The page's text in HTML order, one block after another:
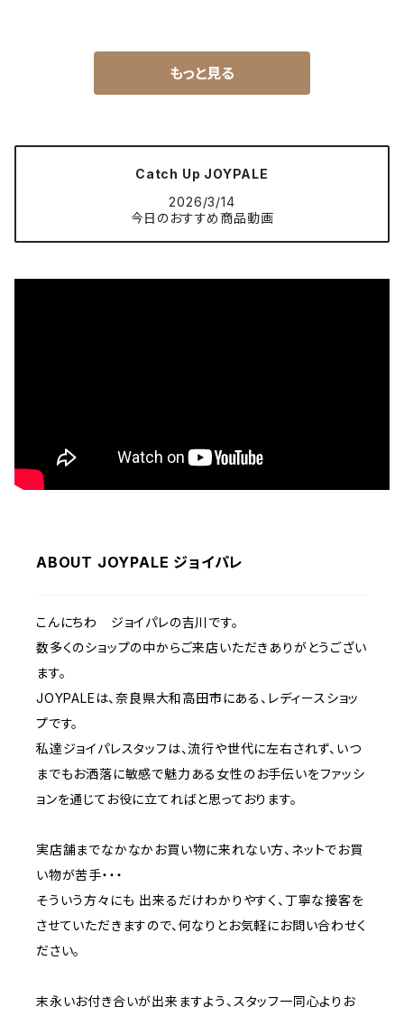
もっと見る
Catch Up JOYPALE
2026/3/14
今日のおすすめ商品動画
ABOUT JOYPALE ジョイパレ
こんにちわ ジョイパレの吉川です。
数多くのショップの中からご来店いただきありがとうござい
ます。
JOYPALEは、奈良県大和高田市にある、レディースショッ
プです。
私達ジョイパレスタッフは、流行や世代に左右されず、いつ
までもお洒落に敏感で魅力ある女性のお手伝いをファッシ
ョンを通じてお役に立てればと思っております。
実店舗までなかなかお買い物に来れない方、ネットでお買
い物が苦手・・・
そういう方々にも 出来るだけわかりやすく、丁寧な接客を
させていただきますので、何なりとお気軽にお問い合わせく
ださい。
末永いお付き合いが出来ますよう、スタッフ一同心よりお